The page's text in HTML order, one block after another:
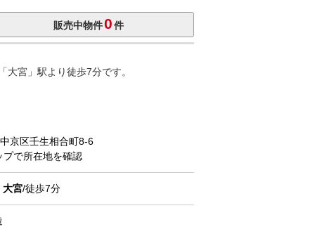
販売中物件0件
宮」駅より徒歩7分です。
京区壬生相合町8-6
プで所在地を確認
大宮/徒歩7分